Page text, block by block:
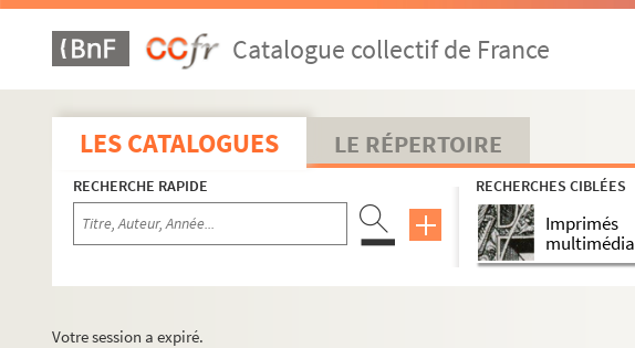
Catalogue collectif de France
LES CATALOGUES LE RÉPERTOIRE
RECHERCHE RAPIDE RECHERCHES CIBLÉES
Imprimés
multimédia
Votre session a expiré.